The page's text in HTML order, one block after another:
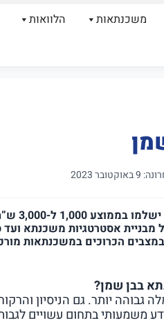
משכנתאות הלוואות
2023
ברמה
מבניית אסטרטגיות משכנתא ועד
כולל מע”מ. במצבים הכרוכים
בבן שמן?
גבוהה יותר. גם הניסיון
משמעותי בתחום עשויים